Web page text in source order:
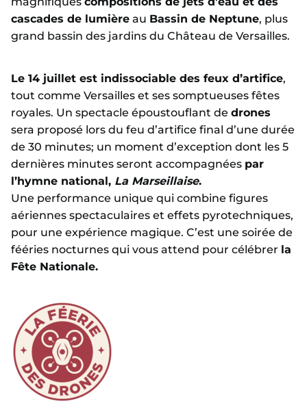
cascades de lumière au Bassin de Neptune, plus
grand bassin des jardins du Château de Versailles.
Le 14 juillet est indissociable des feux d’artifice,
tout comme Versailles et ses somptueuses fêtes
royales. Un spectacle époustouflant de drones
sera proposé lors du feu d’artifice final d’une durée
de 30 minutes; un moment d’exception dont les 5
dernières minutes seront accompagnées par
l’hymne national, La Marseillaise.
Une performance unique qui combine figures
aériennes spectaculaires et effets pyrotechniques,
pour une expérience magique. C’est une soirée de
fééries nocturnes qui vous attend pour célébrer la
Fête Nationale.